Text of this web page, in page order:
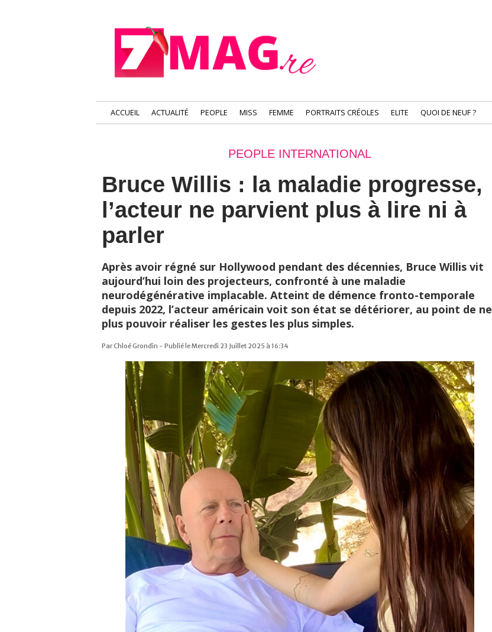
ACCUEIL ACTUALITÉ PEOPLE MISS FEMME PORTRAITS CRÉOLES ELITE QUOI DE NEUF ?
PEOPLE INTERNATIONAL
Bruce Willis : la maladie progresse,
l’acteur ne parvient plus à lire ni à
parler
Après avoir régné sur Hollywood pendant des décennies, Bruce Willis vit
aujourd’hui loin des projecteurs, confronté à une maladie
neurodégénérative implacable. Atteint de démence fronto-temporale
depuis 2022, l’acteur américain voit son état se détériorer, au point de ne
plus pouvoir réaliser les gestes les plus simples.
Par Chloé Grondin - Publié le Mercredi 23 Juillet 2025 à 16:34